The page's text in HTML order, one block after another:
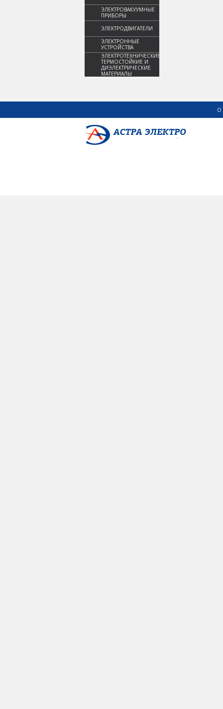
ЭЛЕКТРОВАКУУМНЫЕ
ПРИБОРЫ
ЭЛЕКТРОДВИГАТЕЛИ
ЭЛЕКТРОННЫЕ
УСТРОЙСТВА
ЭЛЕКТРОТЕХНИЧЕСКИЕ,
ТЕРМОСТОЙКИЕ И
ДИЭЛЕКТРИЧЕСКИЕ
МАТЕРИАЛЫ